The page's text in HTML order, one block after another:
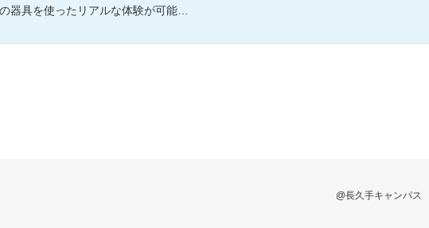
を使ったリアルな体験が可能。一足早く歯学部の学びを体験しよう。
@長久手キャンパス